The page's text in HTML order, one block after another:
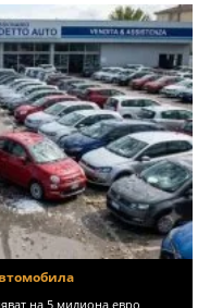
на 5 милиона евро